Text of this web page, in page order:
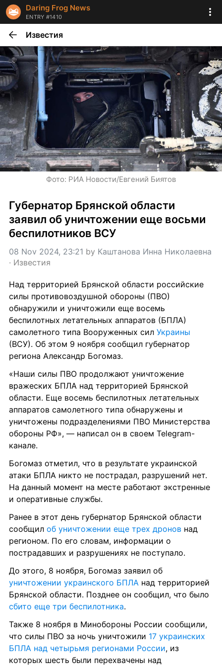
Daring Frog News
ENTRY #1410
Известия
Фото: РИА Новости/Евгений Биятов
Губернатор Брянской области
заявил об уничтожении еще восьми
беспилотников ВСУ
08 Nov 2024, 23:21 by Каштанова Инна Николаевна
· Известия
Над территорией Брянской области российские
силы противовоздушной обороны (ПВО)
обнаружили и уничтожили еще восемь
беспилотных летательных аппаратов (БПЛА)
самолетного типа Вооруженных сил Украины
(ВСУ). Об этом 9 ноября сообщил губернатор
региона Александр Богомаз.
«Наши силы ПВО продолжают уничтожение
вражеских БПЛА над территорией Брянской
области. Еще восемь беспилотных летательных
аппаратов самолетного типа обнаружены и
уничтожены подразделениями ПВО Министерства
обороны РФ», — написал он в своем Telegram-
канале.
Богомаз отметил, что в результате украинской
атаки БПЛА никто не пострадал, разрушений нет.
На данный момент на месте работают экстренные
и оперативные службы.
Ранее в этот день губернатор Брянской области
сообщил об уничтожении еще трех дронов над
регионом. По его словам, информации о
пострадавших и разрушениях не поступало.
уничтожении украинского БПЛА над территорией
сбито еще три беспилотника.
Также 8 ноября в Минобороны России сообщили,
что силы ПВО за ночь уничтожили 17 украинских
БПЛА над четырьмя регионами России, из
которых шесть были перехвачены над